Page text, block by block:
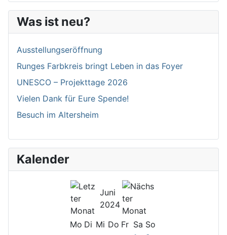
Was ist neu?
Ausstellungseröffnung
Runges Farbkreis bringt Leben in das Foyer
UNESCO – Projekttage 2026
Vielen Dank für Eure Spende!
Besuch im Altersheim
Kalender
Juni
2024
Mo Di Mi Do Fr Sa So